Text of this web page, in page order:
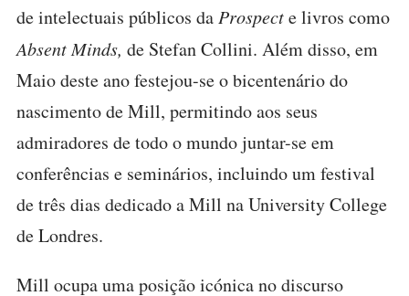
de intelectuais públicos daProspecte livros como
Absent Minds, de Stefan Collini. Além disso, em
Maio deste ano festejou-se o bicentenário do
nascimento de Mill, permitindo aos seus
admiradores de todo o mundo juntar-se em
conferências e seminários, incluindo um festival
de três dias dedicado a Mill na University College
de Londres.
Mill ocupa uma posição icónica no discurso